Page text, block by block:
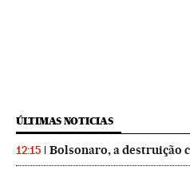
ÚLTIMAS NOTICIAS
12:15 Bolsonaro, a destruição